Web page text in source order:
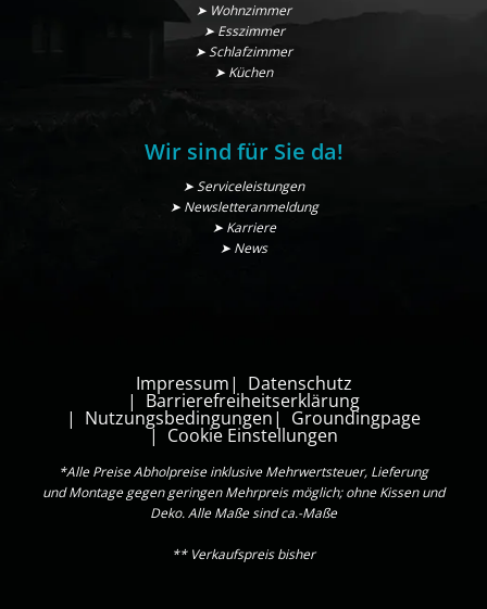
➤ Wohnzimmer
➤ Esszimmer
➤ Schlafzimmer
➤ Küchen
Wir sind für Sie da!
➤ Serviceleistungen
➤ Newsletteranmeldung
➤ Karriere
➤ News
Impressum Datenschutz
Barrierefreiheitserklärung
Nutzungsbedingungen Groundingpage
Cookie Einstellungen
*Alle Preise Abholpreise inklusive Mehrwertsteuer, Lieferung
und Montage gegen geringen Mehrpreis möglich; ohne Kissen und
Deko. Alle Maße sind ca.-Maße
** Verkaufspreis bisher